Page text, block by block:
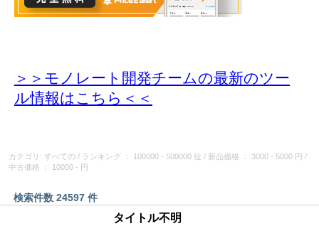
＞＞モノレート開発チームの最新のツー
ル情報はこちら＜＜
カテゴリ: すべての / ランキング ： 100000 - 500000 位 / 新品価格 ： 3000 - 5000 円
/
中古価格
： 10000 - 円
検索件数 24597 件
タイトル不明